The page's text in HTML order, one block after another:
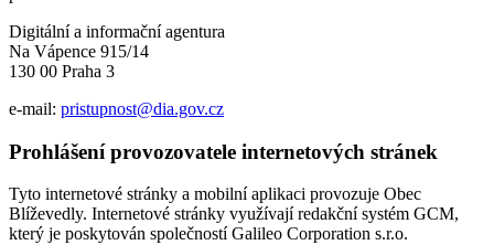
Digitální a informační agentura
Na Vápence 915/14
130 00 Praha 3
e-mail: pristupnost@dia.gov.cz
Prohlášení provozovatele internetových stránek
Tyto internetové stránky a mobilní aplikaci provozuje Obec
Blíževedly. Internetové stránky využívají redakční systém GCM,
který je poskytován společností Galileo Corporation s.r.o.